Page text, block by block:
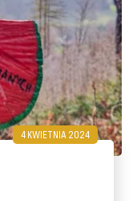
4 KWIETNIA 2024